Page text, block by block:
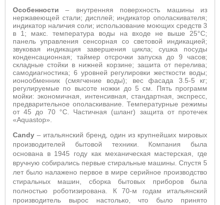
Особенности– внутренняя поверхность машины из
нержавеющей стали; дисплей; индикатор ополаскивателя;
индикатор наличия соли; использование моющих средств 3
в 1; макс. температура воды на входе не выше 25°С;
панель управления сенсорная со световой индикацией;
звуковая индикация завершения цикла; сушка посуды
конденсационная; таймер отсрочки запуска до 9 часов;
складные стойки в нижней корзине; зашита от перелива;
самодиагностика; 6 уровней регулировки жесткости воды;
ионообменник (смягчение воды); вес фасада 3.5-5 кг;
регулируемые по высоте ножки до 5 см. Пять программ
мойки: экономичная, интенсивная, стандартная, экспресс,
предварительное ополаскивание. Температурные режимы
от 45 до 70°C. Частичная (шланг) защита от протечек
«Aquastop».
Candy – итальянский бренд, один из крупнейших мировых
производителей бытовой техники. Компания была
основана в 1945 году как механическая мастерская, где
вручную собирались первые стиральные машины. Спустя 5
лет было налажено первое в мире серийное производство
стиральных машин, сборка бытовых приборов была
полностью роботизирована. К 70-м годам итальянский
производитель вырос настолько, что было принято